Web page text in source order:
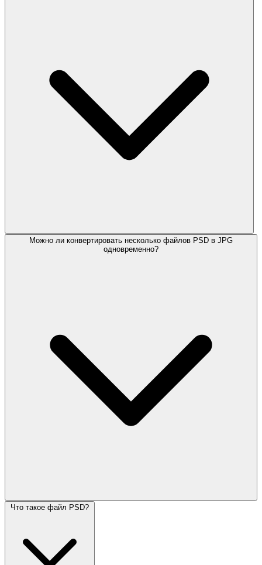
Можно ли конвертировать несколько файлов PSD в JPG
одновременно?
Что такое файл PSD?